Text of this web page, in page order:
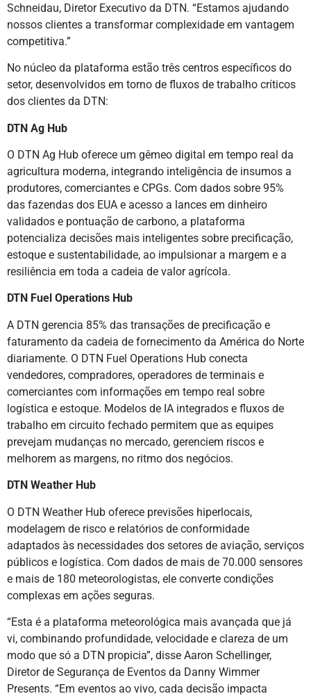
Schneidau, Diretor Executivo da DTN. “Estamos ajudando
nossos clientes a transformar complexidade em vantagem
competitiva.”
No núcleo da plataforma estão três centros específicos do
setor, desenvolvidos em torno de fluxos de trabalho críticos
dos clientes da DTN:
DTN Ag Hub
O DTN Ag Hub oferece um gêmeo digital em tempo real da
agricultura moderna, integrando inteligência de insumos a
produtores, comerciantes e CPGs. Com dados sobre 95%
das fazendas dos EUA e acesso a lances em dinheiro
validados e pontuação de carbono, a plataforma
potencializa decisões mais inteligentes sobre precificação,
estoque e sustentabilidade, ao impulsionar a margem e a
resiliência em toda a cadeia de valor agrícola.
DTN Fuel Operations Hub
A DTN gerencia 85% das transações de precificação e
faturamento da cadeia de fornecimento da América do Norte
diariamente. O DTN Fuel Operations Hub conecta
vendedores, compradores, operadores de terminais e
comerciantes com informações em tempo real sobre
logística e estoque. Modelos de IA integrados e fluxos de
trabalho em circuito fechado permitem que as equipes
prevejam mudanças no mercado, gerenciem riscos e
melhorem as margens, no ritmo dos negócios.
DTN Weather Hub
O DTN Weather Hub oferece previsões hiperlocais,
modelagem de risco e relatórios de conformidade
adaptados às necessidades dos setores de aviação, serviços
públicos e logística. Com dados de mais de 70.000 sensores
e mais de 180 meteorologistas, ele converte condições
complexas em ações seguras.
“Esta é a plataforma meteorológica mais avançada que já
vi, combinando profundidade, velocidade e clareza de um
modo que só a DTN propicia”, disse Aaron Schellinger,
Diretor de Segurança de Eventos da Danny Wimmer
Presents. “Em eventos ao vivo, cada decisão impacta